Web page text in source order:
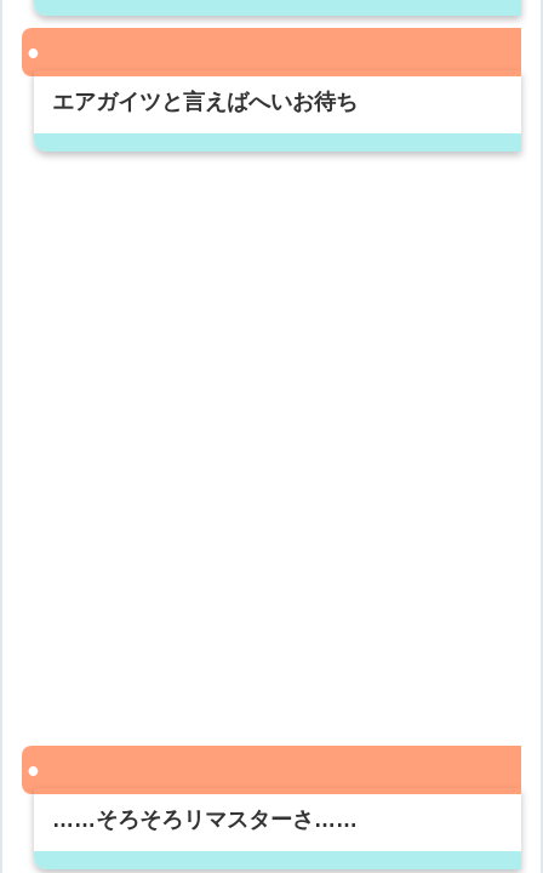
エアガイツと言えばへいお待ち
……そろそろリマスターさ……